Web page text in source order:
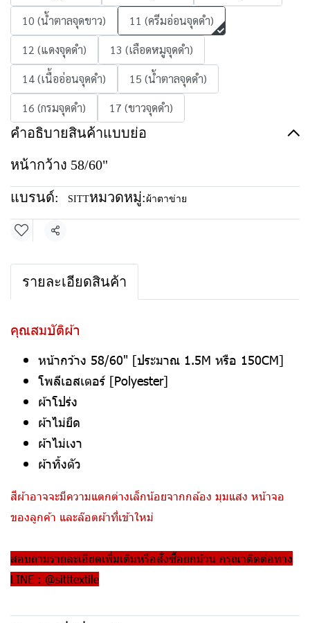
10 (น้ำตาลจุดขาว)
11 (ครีมอ่อนจุดดำ)
12 (แดงจุดดำ)
13 (เลือดหมูจุดดำ)
14 (เนื้ออ่อนจุดดำ)
15 (น้ำตาลจุดดำ)
16 (กรมจุดดำ)
17 (ขาวจุดดำ)
คำอธิบายสินค้าแบบย่อ
หน้ากว้าง 58/60"
แบรนด์: SITTหมวดหมู่: ผ้าตาข่าย
แชร์
รายละเอียดสินค้า
คุณสมบัติผ้า
หน้ากว้าง 58/60" [ประมาณ 1.5M หรือ 150CM]
โพลีเอสเตอร์ [Polyester]
ผ้าโปร่ง
ผ้าไม่ยืด
ผ้าไม่เงา
ผ้าทิ้งตัว
สีผ้าอาจจะมีความแตกต่างเล็กน้อยจากกล้อง มุมแสง หน้าจอ
ของลูกค้า และล๊อตผ้าที่เข้าใหม่
สอบถามรายละเอียดเพิ่มเติมหรือสั่งซื้อยกม้วน กรุณาติดต่อทาง
LINE : @sitttextile